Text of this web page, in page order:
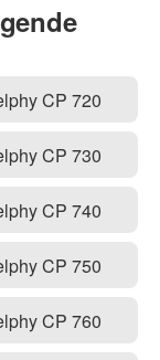
CP 720
CP 730
CP 740
CP 750
CP 760